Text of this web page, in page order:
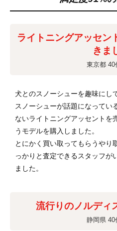
ライトニングアッセン
きま
東京都 40
犬とのスノーシューを趣味にし
スノーシューが話題になってい
ないライトニングアッセントを
うモデルを購入しました。
とにかく買い取ってもらうやり
っかりと査定できるスタッフが
ました。
流行りのノルディ
静岡県 40